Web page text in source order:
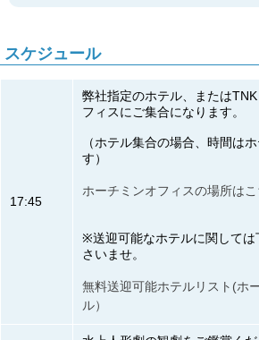
スケジュール
17:45
弊社指定のホテル、または
フィスにご集合になります。
（ホテル集合の場合、時間は
す）
ホーチミンオフィスの場所は
※送迎可能なホテルに関しては
さいませ。
無料送迎可能ホテルリスト(ホ
ル）